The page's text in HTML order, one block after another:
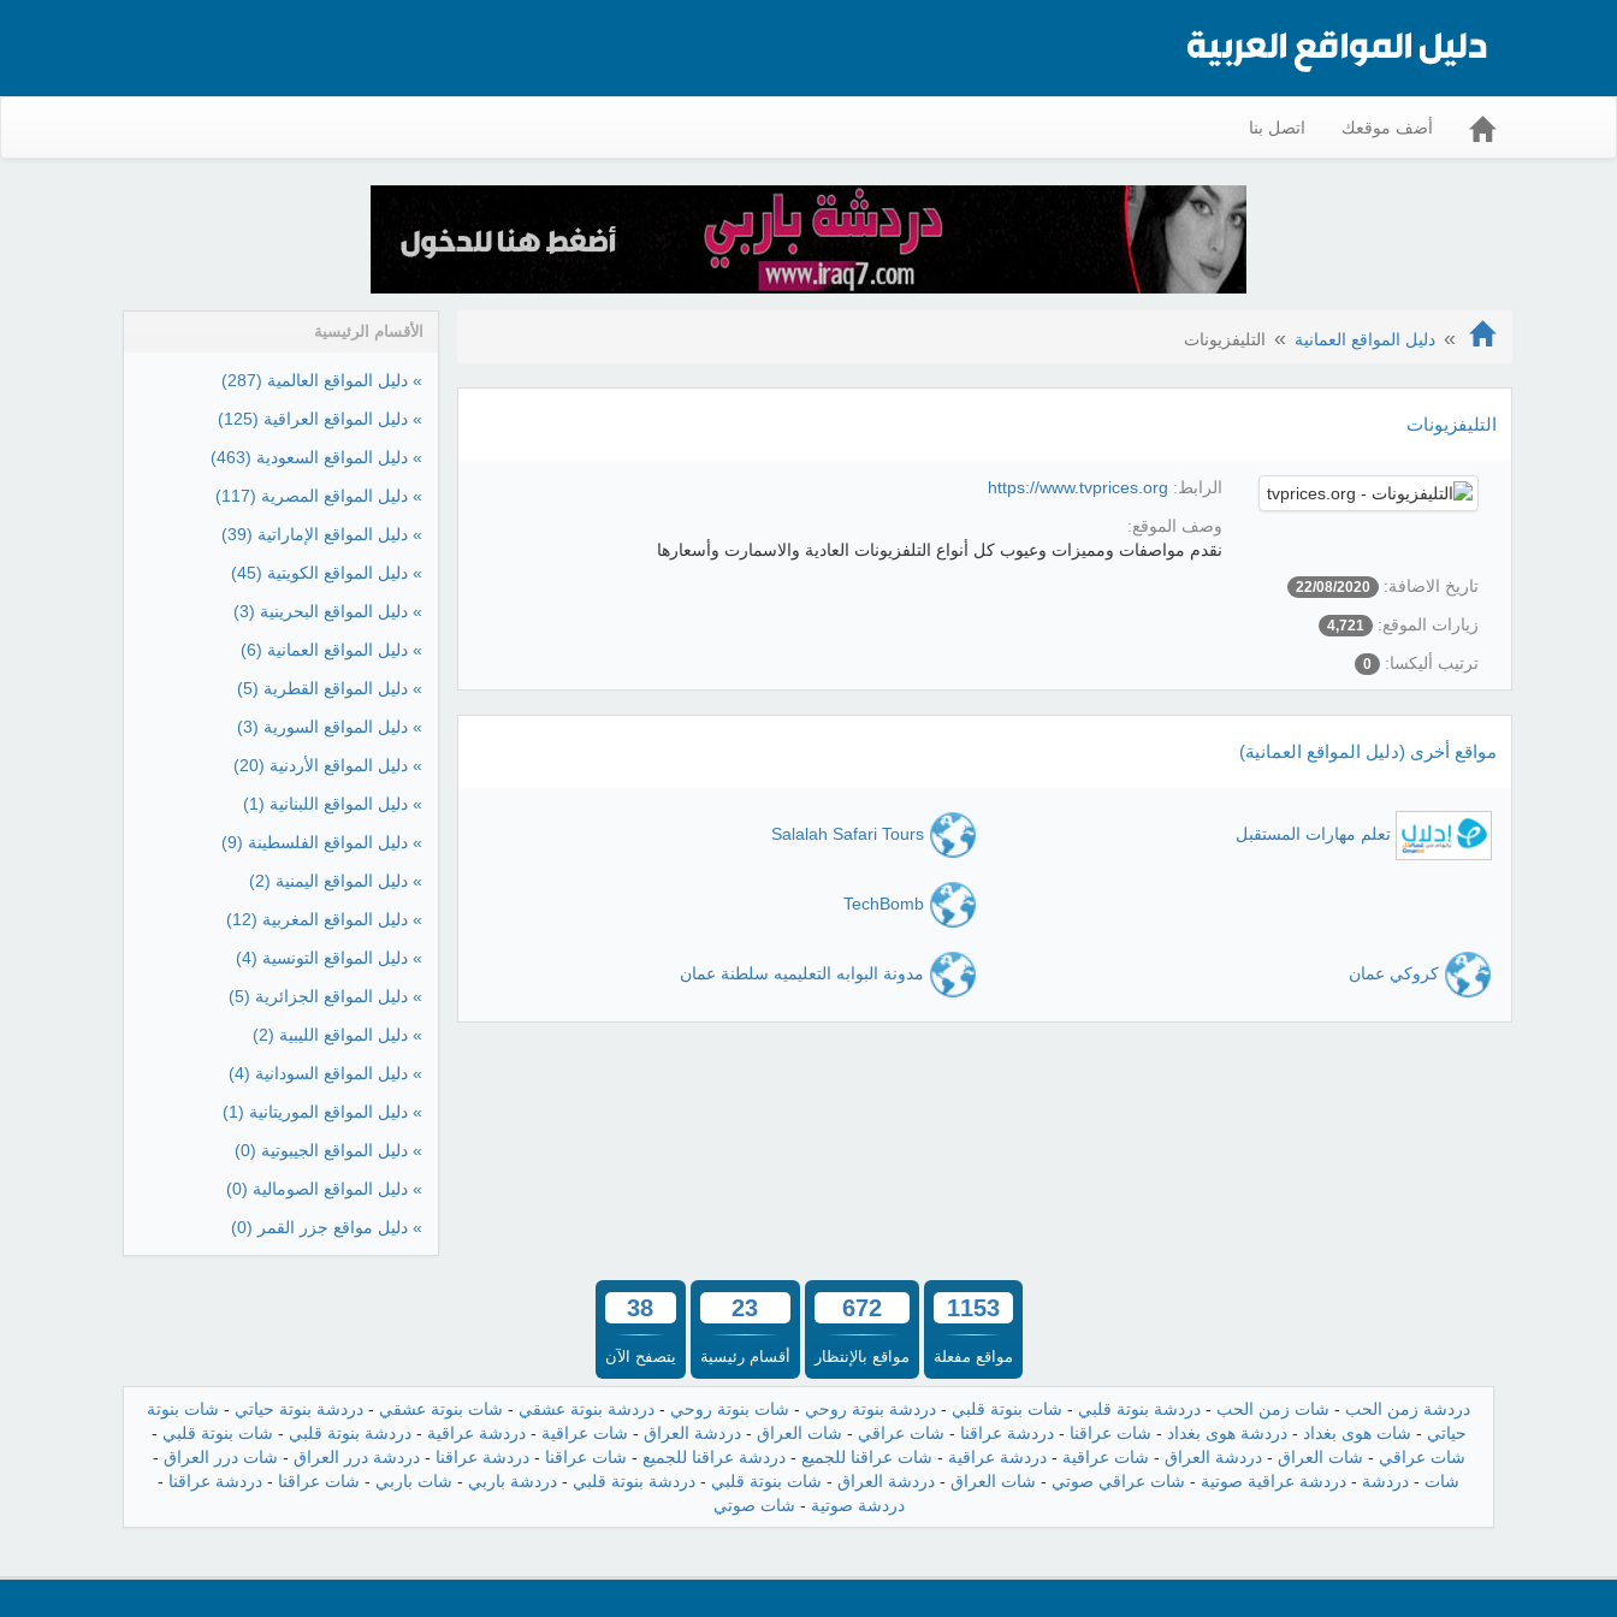
أضف موقعك اتصل بنا
دليل المواقع العمانية التليفزيونات
التليفزيونات
الرابط: https://www.tvprices.org
وصف الموقع:
نقدم مواصفات ومميزات وعيوب كل أنواع التلفزيونات العادية والاسمارت وأسعارها
تاريخ الاضافة:
22/08/2020
زيارات الموقع: 4,721
ترتيب أليكسا: 0
مواقع أخرى (دليل المواقع العمانية)
تعلم مهارات المستقبل Salalah Safari Tours
TechBomb
كروكي عمان مدونة البوابه التعليميه سلطنة عمان
الأقسام الرئيسية
» دليل المواقع العالمية (287)
» دليل المواقع العراقية (125)
» دليل المواقع السعودية (463)
» دليل المواقع المصرية (117)
» دليل المواقع الإماراتية (39)
» دليل المواقع الكويتية (45)
» دليل المواقع البحرينية (3)
» دليل المواقع العمانية (6)
» دليل المواقع القطرية (5)
» دليل المواقع السورية (3)
» دليل المواقع الأردنية (20)
» دليل المواقع اللبنانية (1)
» دليل المواقع الفلسطينة (9)
» دليل المواقع اليمنية (2)
» دليل المواقع المغربية (12)
» دليل المواقع التونسية (4)
» دليل المواقع الجزائرية (5)
» دليل المواقع الليبية (2)
» دليل المواقع السودانية (4)
» دليل المواقع الموريتانية (1)
» دليل المواقع الجيبوتية (0)
» دليل المواقع الصومالية (0)
» دليل مواقع جزر القمر (0)
1153
مواقع مفعلة
672
مواقع بالإنتظار
23
أقسام رئيسية
38
يتصفح الآن
دردشة زمن الحب - شات زمن الحب - دردشة بنوتة قلبي - شات بنوتة قلبي - دردشة بنوتة روحي - شات بنوتة روحي - دردشة بنوتة عشقي - شات بنوتة عشقي - دردشة بنوتة حياتي - شات بنوتة
حياتي - شات هوى بغداد -دردشة هوى بغداد - شات عراقنا -دردشة عراقنا - شات عراقي - شات العراق -دردشة العراق - شات عراقية -دردشة عراقية -دردشة بنوتة قلبي - شات بنوتة قلبي -
شات عراقي - شات العراق -دردشة العراق - شات عراقية -دردشة عراقية - شات عراقنا للجميع -دردشة عراقنا للجميع - شات عراقنا -دردشة عراقنا -دردشة درر العراق - شات درر العراق -
شات - دردشة - دردشة عراقية صوتية - شات عراقي صوتي - شات العراق - دردشة العراق - شات بنوتة قلبي - دردشة بنوتة قلبي - دردشة باربي - شات باربي - شات عراقنا - دردشة عراقنا -
دردشة صوتية - شات صوتي